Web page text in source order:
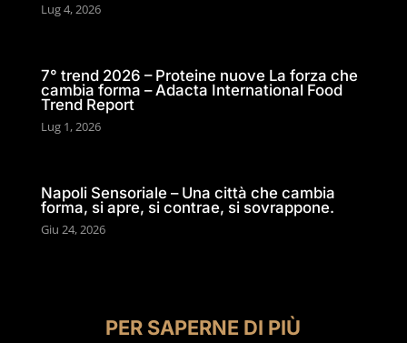
Lug 4, 2026
7° trend 2026 – Proteine nuove La forza che
cambia forma – Adacta International Food
Trend Report
Lug 1, 2026
Napoli Sensoriale – Una città che cambia
forma, si apre, si contrae, si sovrappone.
Giu 24, 2026
PER SAPERNE DI PIÙ